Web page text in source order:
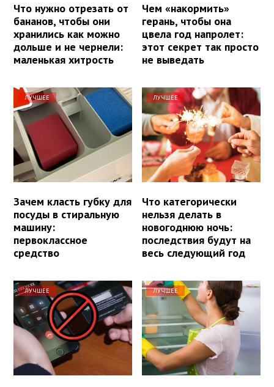
Что нужно отрезать от
бананов, чтобы они
хранились как можно
дольше и не чернели:
маленькая хитрость
Чем «накормить»
герань, чтобы она
цвела год напролет:
этот секрет так просто
не выведать
ЛУЧШЕЕ
Зачем класть губку для
посуды в стиральную
машину:
первоклассное
средство
ЛУЧШЕЕ
Что категорически
нельзя делать в
новогоднюю ночь:
последствия будут на
весь следующий год
ЛУЧШЕЕ ЛУЧШЕЕ